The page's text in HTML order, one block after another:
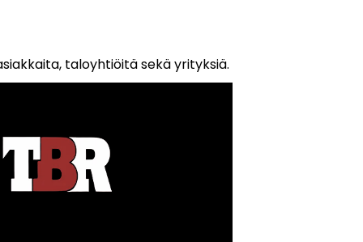
taloyhtiöitä sekä yrityksiä.